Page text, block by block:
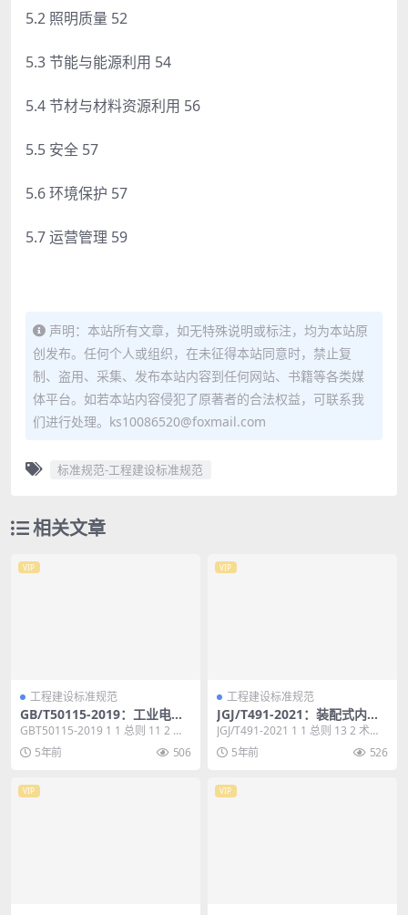
5.2 照明质量 52
5.3 节能与能源利用 54
5.4 节材与材料资源利用 56
5.5 安全 57
5.6 环境保护 57
5.7 运营管理 59
声明：本站所有文章，如无特殊说明或标注，均为本站原
创发布。任何个人或组织，在未征得本站同意时，禁止复
制、盗用、采集、发布本站内容到任何网站、书籍等各类媒
体平台。如若本站内容侵犯了原著者的合法权益，可联系我
们进行处理。ks10086520@foxmail.com
标准规范-工程建设标准规范
相关文章
VIP
工程建设标准规范
GB/T50115-2019：工业电视
系统工程设计标准
GBT50115-2019 1 1 总则 11 2 术
语和缩略语 12 2.1 ...
5年前 506
VIP
工程建设标准规范
JGJ/T491-2021：装配式内装
修技术标准
JGJ/T491-2021 1 1 总则 13 2 术
语 14 3 基本规定 1...
5年前 526
VIP VIP